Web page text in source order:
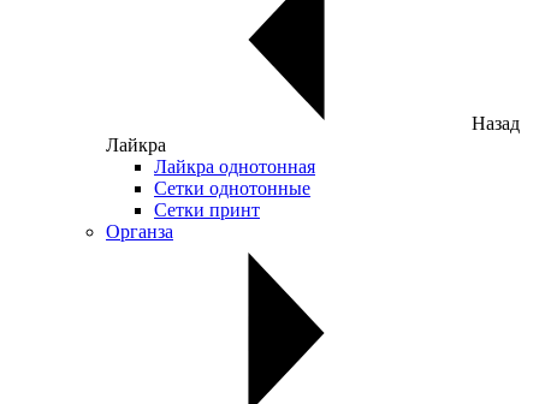
Назад
Лайкра
Лайкра однотонная
Сетки однотонные
Сетки принт
Органза